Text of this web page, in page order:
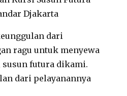
dari
ragu untuk menyewa
futura dikami.
dari pelayanannya